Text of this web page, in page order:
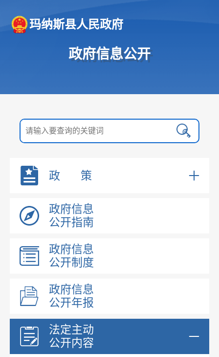
玛纳斯县人民政府
政府信息公开
政 策
自治区文件
玛纳斯县文件
政府规章
政府办文件
政府信息
公开指南
政府信息
公开制度
政府信息
公开年报
法定主动
公开内容
机构职能
规划信息
国民经济和社会发展规划
国土空间及区域规划
专项规划
政府工作报告
政府网站工作报表
财政预决算
政府集中采购